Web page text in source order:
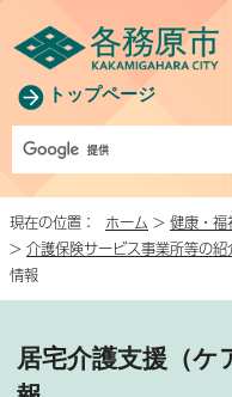
トップページ
現在の位置： ホーム > 健康・福
> 介護保険サービス事業所等の紹
情報
居宅介護支援（